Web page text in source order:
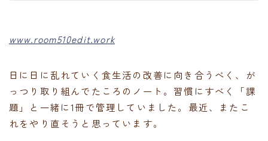
www.room510edit.work
日に日に乱れていく食生活の改善に向き合うべく、が
っつり取り組んでたころのノート。習慣にすべく「課
題」と一緒に1冊で管理していました。最近、またこ
れをやり直そうと思っています。